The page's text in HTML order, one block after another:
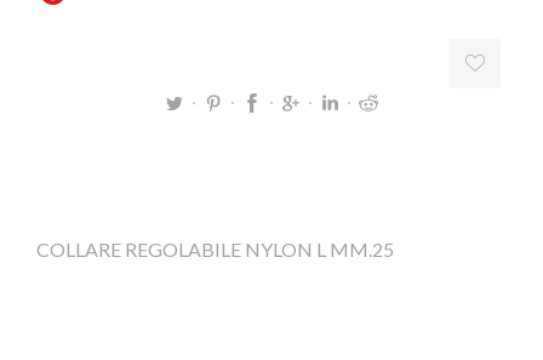
COLLARE REGOLABILE NYLON L MM.25